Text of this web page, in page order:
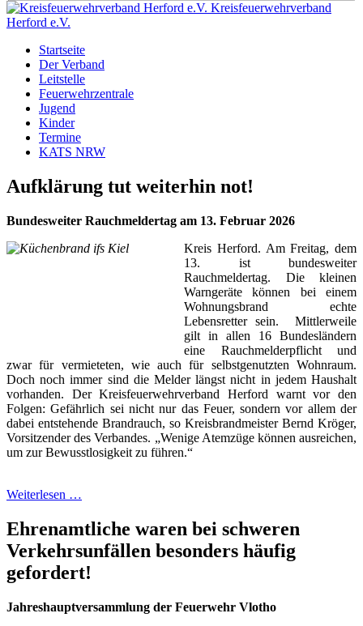
Kreisfeuerwehrverband
Herford e.V.
Startseite
Der Verband
Leitstelle
Feuerwehrzentrale
Jugend
Kinder
Termine
KATS NRW
Aufklärung tut weiterhin not!
Bundesweiter Rauchmeldertag am 13. Februar 2026
Kreis Herford. Am Freitag, dem
13. ist bundesweiter
Rauchmeldertag. Die kleinen
Warngeräte können bei einem
Wohnungsbrand echte
Lebensretter sein. Mittlerweile
gilt in allen 16 Bundesländern
eine Rauchmelderpflicht und
zwar für vermieteten, wie auch für selbstgenutzten Wohnraum.
Doch noch immer sind die Melder längst nicht in jedem Haushalt
vorhanden. Der Kreisfeuerwehrverband Herford warnt vor den
Folgen: Gefährlich sei nicht nur das Feuer, sondern vor allem der
dabei entstehende Brandrauch, so Kreisbrandmeister Bernd Kröger,
Vorsitzender des Verbandes. „Wenige Atemzüge können ausreichen,
um zur Bewusstlosigkeit zu führen.“
Weiterlesen …
Ehrenamtliche waren bei schweren
Verkehrsunfällen besonders häufig
gefordert!
Jahreshauptversammlung der Feuerwehr Vlotho